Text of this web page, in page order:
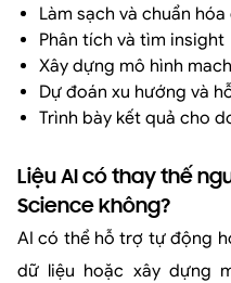
Làm sạch và chuẩn hóa
Phân tích và tìm insight
Xây dựng mô hình
Dự đoán xu hướng và
Trình bày kết quả cho
Liệu AI có thay thế
Science không?
AI có thể hỗ trợ tự động
dữ liệu hoặc xây dựng